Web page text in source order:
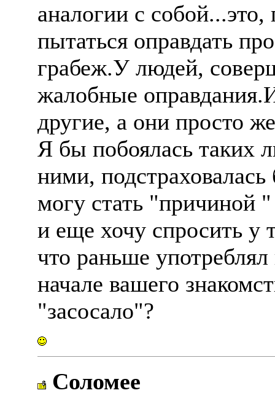
аналогии с
пытаться оправдать
грабеж.У людей,
жалобные
другие, а они просто
Я бы побоялась таких
ними,
могу стать "причиной
и еще хочу спросить у
что раньше
начале вашего
"засосало"?
Соломее